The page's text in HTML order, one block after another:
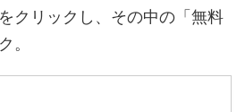
クリックし、その中の「無料
。